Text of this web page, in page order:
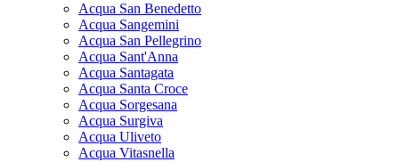
Acqua San Benedetto
Acqua Sangemini
Acqua San Pellegrino
Acqua Sant'Anna
Acqua Santagata
Acqua Santa Croce
Acqua Sorgesana
Acqua Surgiva
Acqua Uliveto
Acqua Vitasnella